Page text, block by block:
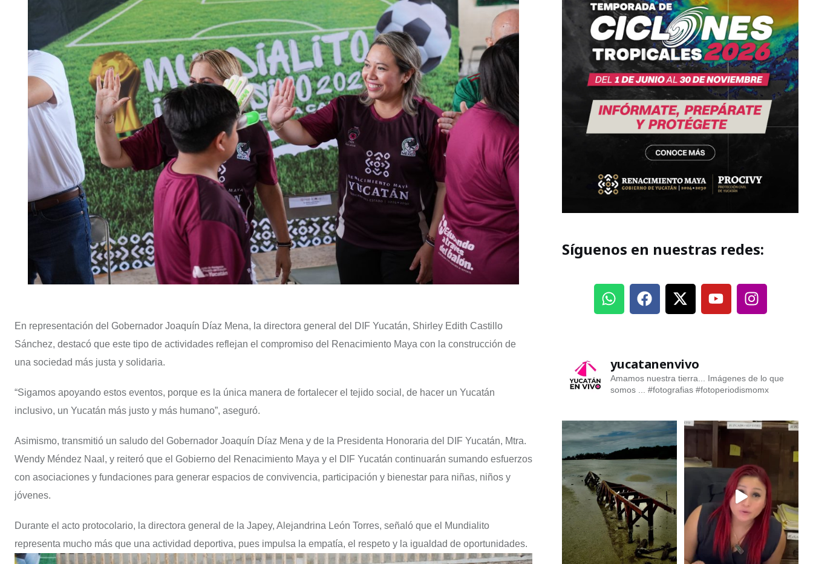
En representación del Gobernador Joaquín Díaz Mena, la directora general del DIF Yucatán, Shirley Edith Castillo
Sánchez, destacó que este tipo de actividades reflejan el compromiso del Renacimiento Maya con la construcción de
una sociedad más justa y solidaria.
“Sigamos apoyando estos eventos, porque es la única manera de fortalecer el tejido social, de hacer un Yucatán
inclusivo, un Yucatán más justo y más humano”, aseguró.
Asimismo, transmitió un saludo del Gobernador Joaquín Díaz Mena y de la Presidenta Honoraria del DIF Yucatán, Mtra.
Wendy Méndez Naal, y reiteró que el Gobierno del Renacimiento Maya y el DIF Yucatán continuarán sumando esfuerzos
con asociaciones y fundaciones para generar espacios de convivencia, participación y bienestar para niñas, niños y
jóvenes.
Durante el acto protocolario, la directora general de la Japey, Alejandrina León Torres, señaló que el Mundialito
representa mucho más que una actividad deportiva, pues impulsa la empatía, el respeto y la igualdad de oportunidades.
Síguenos en nuestras redes:
yucatanenvivo
Amamos nuestra tierra... Imágenes de lo que
somos ... #fotografias #fotoperiodismomx